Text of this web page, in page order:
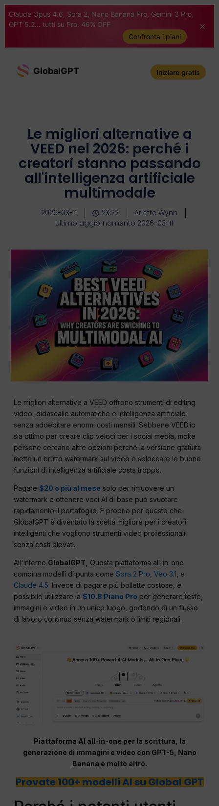
Claude Opus 4.6, Sora 2, Nano Banana Pro, Gemini 3 Pro,
GPT 5.2... tutti su Pro. 46% OFF
Confronta i piani
GlobalGPT Iniziare gratis
Le migliori alternative a
VEED nel 2026: perché i
creatori stanno passando
all'intelligenza artificiale
multimodale
2026-03-11 23:22
Ariette Wynn
Ultimo aggiornamento 2026-03-11
Le migliori alternative a VEED offrono strumenti di editing
video, didascalie automatiche e intelligenza artificiale
senza addebitare enormi costi mensili. Sebbene VEED.io
sia ottimo per creare clip veloci per i social media, molte
persone cercano altre opzioni perché la versione gratuita
mette un brutto watermark sul video e sbloccare le buone
funzioni di intelligenza artificiale costa troppo.
Pagare$20 o più al mese solo per rimuovere un
watermark e ottenere voci AI di base può svuotare
rapidamente il portafoglio. È proprio per questo che
GlobalGPT è diventato la scelta migliore per i creatori
intelligenti che vogliono strumenti video professionali
senza costi elevati.
All'interno GlobalGPT, Questa piattaforma all-in-one
combina modelli di punta comeSora 2 Pro,Veo 3.1, e
Claude 4.5. Invece di pagare più bollette costose, è
possibile utilizzare la$10.8 Piano Pro per generare testo,
immagini e video in un unico luogo, godendo di un flusso
di lavoro continuo senza watermark o limiti regionali.
Piattaforma AI all-in-one per la scrittura, la
generazione di immagini e video con GPT-5, Nano
Banana e molto altro.
Provate 100+ modelli AI su Global GPT